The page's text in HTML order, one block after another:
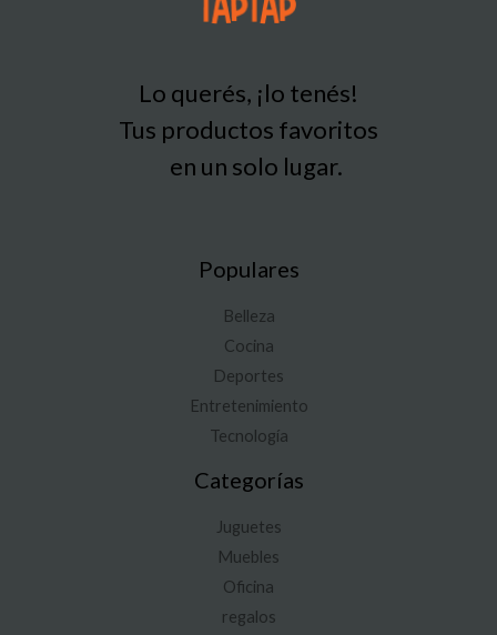
Lo querés, ¡lo tenés!
Tus productos favoritos
en un solo lugar.
Populares
Belleza
Cocina
Deportes
Entretenimiento
Tecnología
Categorías
Juguetes
Muebles
Oficina
regalos